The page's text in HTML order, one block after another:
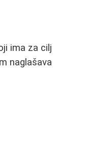
ima za cilj
naglašava